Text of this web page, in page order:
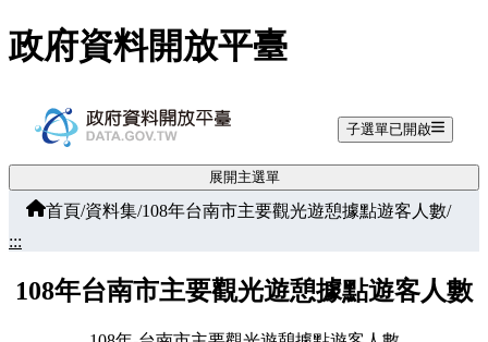
跳至主要內容
政府資料開放平臺
子選單已開啟
展開主選單
首頁/資料集/108年台南市主要觀光遊憩據點遊客人數/
:::
108年台南市主要觀光遊憩據點遊客人數